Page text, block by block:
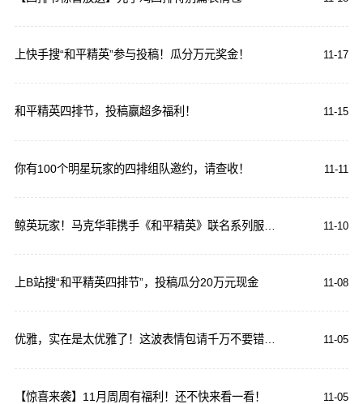
上快手搜“和平精英”参与投稿！瓜分万元奖金！ 11-17
和平精英四排节，投稿赢超多福利！ 11-15
你有100个明星玩家的四排组队邀约，请查收！ 11-11
鲸英玩家！马克华菲携手《和平精英》联名系列服饰潮燃来袭 11-10
上B站搜“和平精英四排节”，投稿瓜分20万元现金 11-08
优雅，实在是太优雅了！这波表情包请千万不要错过！ 11-05
【惊喜来袭】11月周周有福利！还不快来看一看！ 11-05